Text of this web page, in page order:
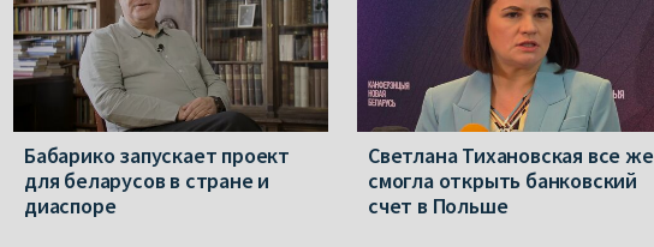
Бабарико запускает проект
для беларусов в стране и
диаспоре
Светлана Тихановская все же
смогла открыть банковский
счет в Польше